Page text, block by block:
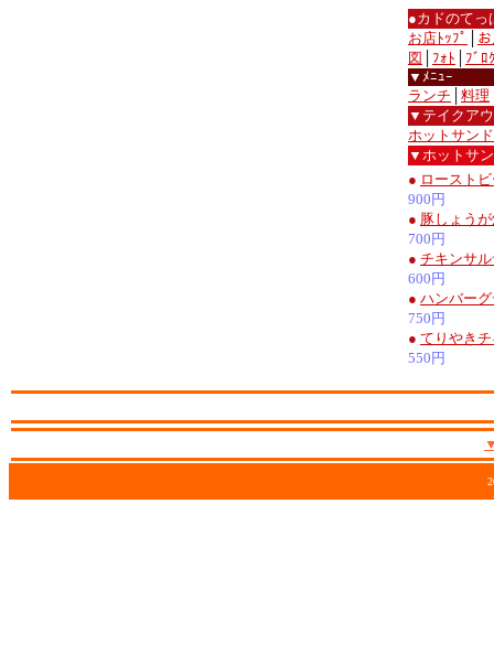
●カドのて
お店ﾄｯﾌﾟ
図
ﾌｫﾄ
ﾌﾞﾛ
▼ﾒﾆｭｰ
ランチ
料理
▼テイクア
ホットサンド
▼ホットサ
● ロースト
900円
● 豚しょう
700円
● チキンサ
600円
● ハンバー
750円
● てりやき
550円